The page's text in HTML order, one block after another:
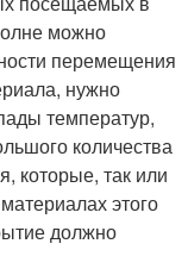
можно
перемещения
нужно
температур,
количества
которые, так или
этого
должно